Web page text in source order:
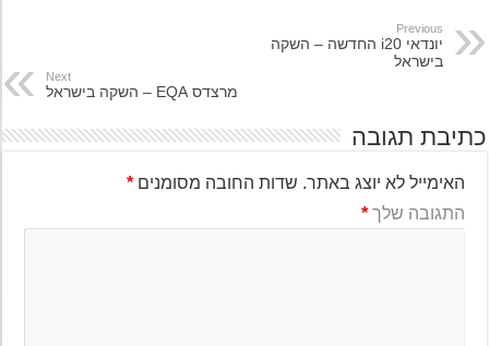
Previous
יונדאי i20 החדשה – השקה
בישראל
Next
מרצדס EQA – השקה בישראל
תגובה
האימייל לא יוצג באתר. שדות החובה מסומנים*
התגובה שלך*